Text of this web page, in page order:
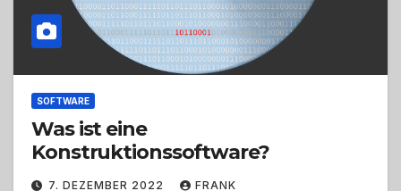
SOFTWARE
Was ist eine
Konstruktionssoftware?
7. DEZEMBER 2022 FRANK